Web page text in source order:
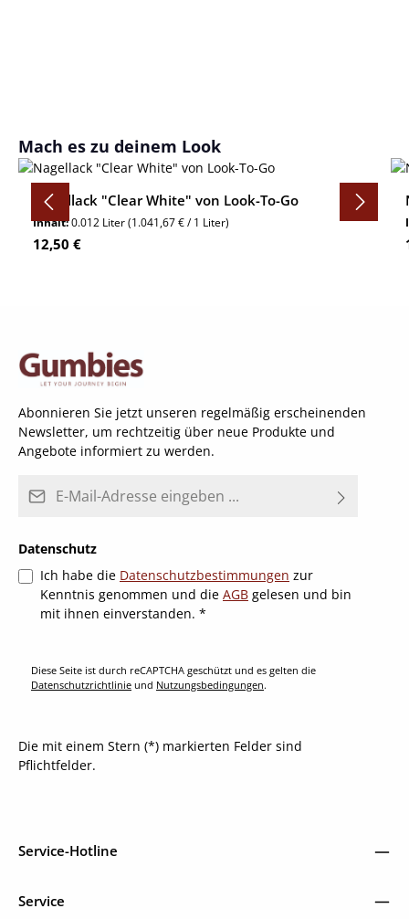
Produktgalerie überspringen
Mach es zu deinem Look
Nagellack "Clear White" von Look-To-Go
Inhalt:0.012 Liter(1.041,67 € / 1 Liter)
Regulärer Preis:
12,50 €
Abonnieren Sie jetzt unseren regelmäßig erscheinenden
Newsletter, um rechtzeitig über neue Produkte und
Angebote informiert zu werden.
Datenschutz
Ich habe die Datenschutzbestimmungen zur
Kenntnis genommen und die AGB gelesen und bin
mit ihnen einverstanden. *
Diese Seite ist durch reCAPTCHA geschützt und es gelten die
Datenschutzrichtlinie und Nutzungsbedingungen.
Die mit einem Stern (*) markierten Felder sind
Pflichtfelder.
Service-Hotline
Service